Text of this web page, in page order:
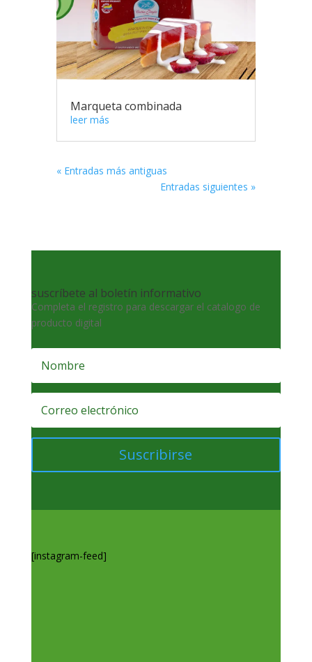
Marqueta combinada
leer más
« Entradas más antiguas
Entradas siguientes »
suscríbete al boletín informativo
Completa el registro para descargar el catalogo de
producto digital
Suscribirse
[instagram-feed]